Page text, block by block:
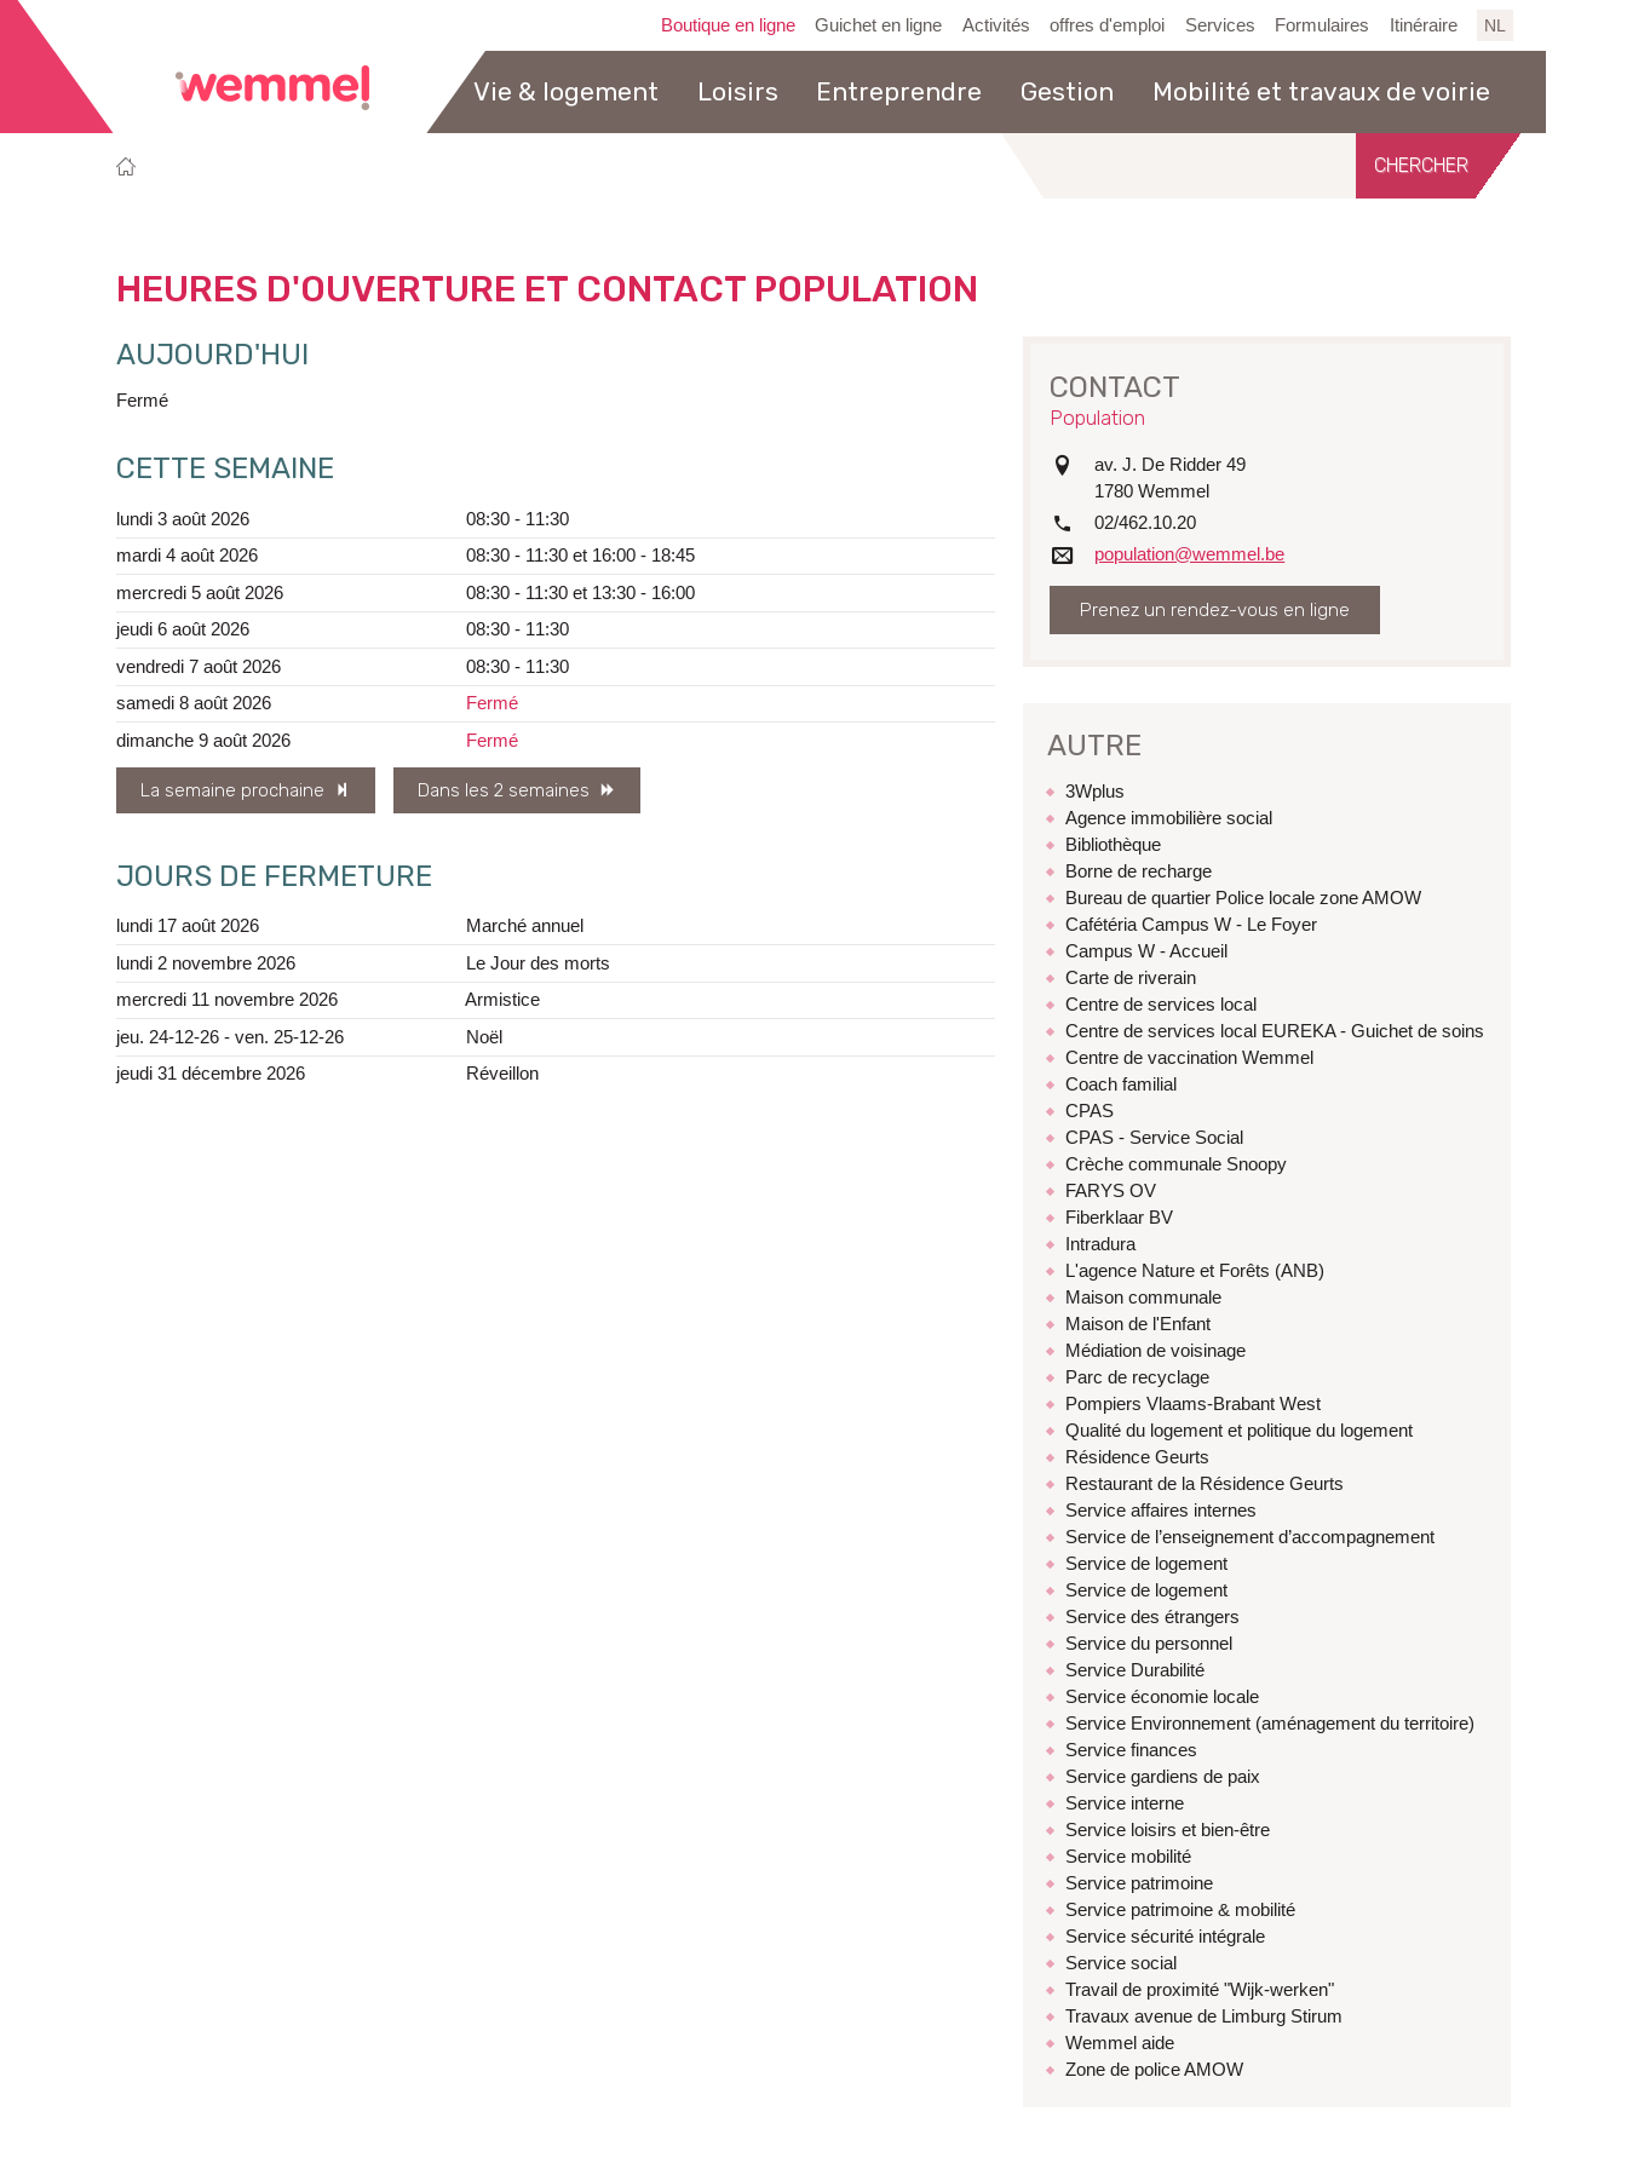
Boutique en ligne Guichet en ligne Activités offres d'emploi Services Formulaires Itinéraire NL
Vie & logement Loisirs Entreprendre Gestion Mobilité et travaux de voirie
êtes
HEURES D'OUVERTURE ET CONTACT POPULATION
AUJOURD'HUI
Fermé
CETTE SEMAINE
lundi 3 août 2026 08:30 - 11:30
mardi 4 août 2026
08:30 - 11:30 et 16:00 - 18:45
mercredi 5 août 2026
08:30 - 11:30 et 13:30 - 16:00
jeudi 6 août 2026
08:30 - 11:30
vendredi 7 août 2026
08:30 - 11:30
samedi 8 août 2026
Fermé
dimanche 9 août 2026
Fermé
La semaine prochaine Dans les 2 semaines
JOURS DE FERMETURE
lundi 17 août 2026
Marché annuel
lundi 2 novembre 2026
Le Jour des morts
mercredi 11 novembre 2026
Armistice
jeu. 24-12-26 - ven. 25-12-26
Noël
jeudi 31 décembre 2026
Réveillon
CONTACT
Population
adresseav. J. De Ridder 49
1780Wemmel
tél.
02/462.10.20
Courrielpopulation@wemmel.be
Prenez un rendez-vous en ligne
AUTRE
3Wplus
Agence immobilière social
Bibliothèque
Borne de recharge
Bureau de quartier Police locale zone AMOW
Cafétéria Campus W - Le Foyer
Campus W - Accueil
Carte de riverain
Centre de services local
Centre de services local EUREKA - Guichet de soins
Centre de vaccination Wemmel
Coach familial
CPAS
CPAS - Service Social
Crèche communale Snoopy
FARYS OV
Fiberklaar BV
Intradura
L'agence Nature et Forêts (ANB)
Maison communale
Maison de l'Enfant
Médiation de voisinage
Parc de recyclage
Pompiers Vlaams-Brabant West
Qualité du logement et politique du logement
Résidence Geurts
Restaurant de la Résidence Geurts
Service affaires internes
Service de l’enseignement d’accompagnement
Service de logement
Service de logement
Service des étrangers
Service du personnel
Service Durabilité
Service économie locale
Service Environnement (aménagement du territoire)
Service finances
Service gardiens de paix
Service interne
Service loisirs et bien-être
Service mobilité
Service patrimoine
Service patrimoine & mobilité
Service sécurité intégrale
Service social
Travail de proximité "Wijk-werken"
Travaux avenue de Limburg Stirum
Wemmel aide
Zone de police AMOW